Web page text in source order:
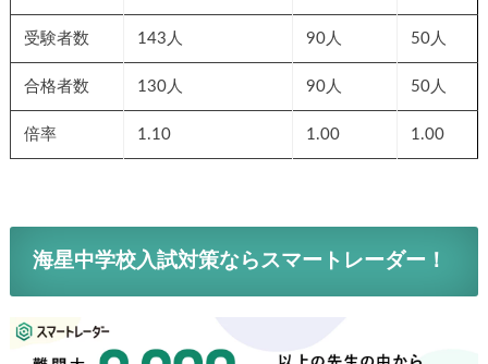
受験者数 143人 90人 50人
合格者数 130人 90人 50人
倍率 1.10 1.00 1.00
海星中学校入試対策ならスマートレーダー！